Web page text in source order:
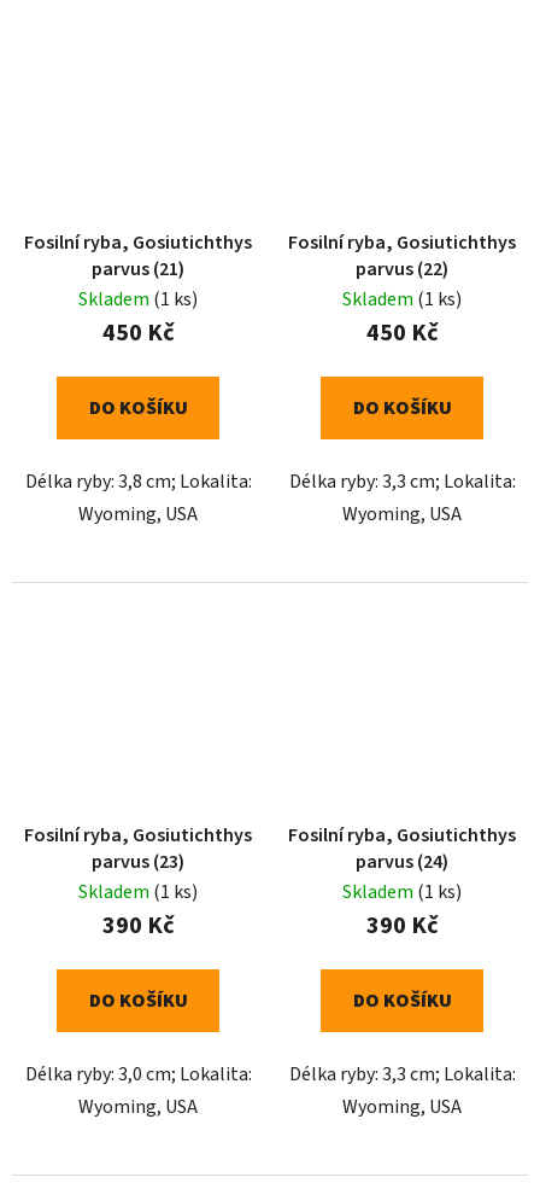
Fosilní ryba, Gosiutichthys
parvus (21)
Skladem (1 ks)
450 Kč
DO KOŠÍKU
Délka ryby: 3,8 cm; Lokalita:
Wyoming, USA
Fosilní ryba, Gosiutichthys
parvus (22)
Skladem (1 ks)
450 Kč
DO KOŠÍKU
Délka ryby: 3,3 cm; Lokalita:
Wyoming, USA
Fosilní ryba, Gosiutichthys
parvus (23)
Skladem (1 ks)
390 Kč
DO KOŠÍKU
Délka ryby: 3,0 cm; Lokalita:
Wyoming, USA
Fosilní ryba, Gosiutichthys
parvus (24)
Skladem (1 ks)
390 Kč
DO KOŠÍKU
Délka ryby: 3,3 cm; Lokalita:
Wyoming, USA